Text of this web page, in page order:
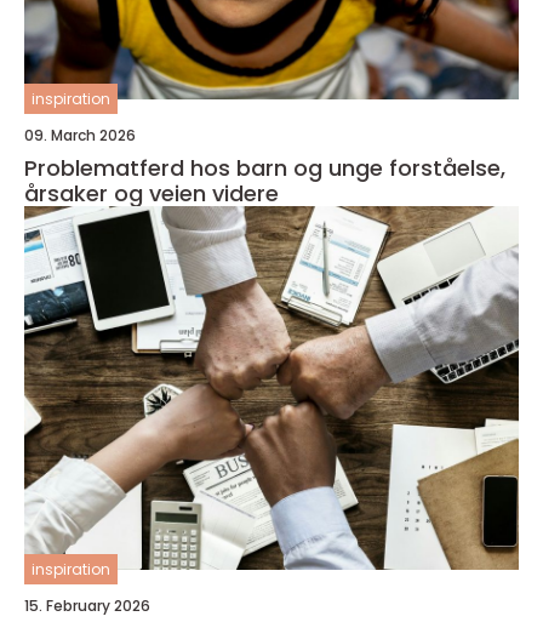
inspiration
09. March 2026
Problematferd hos barn og unge forståelse,
årsaker og veien videre
inspiration
15. February 2026